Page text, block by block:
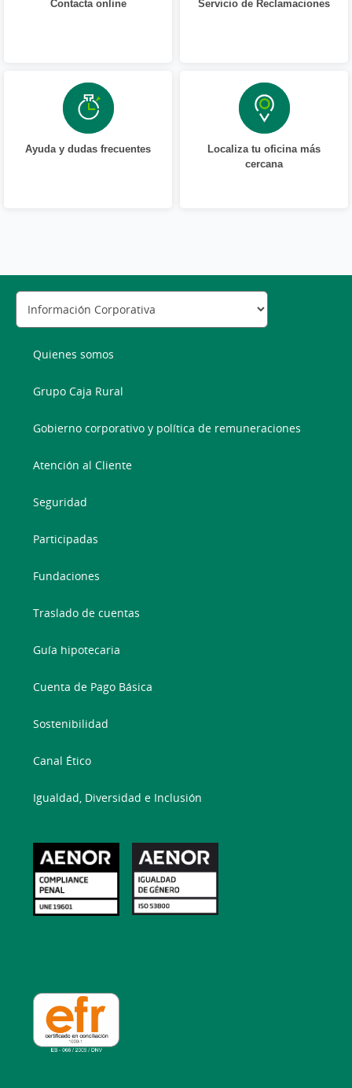
Contacta online Servicio de Reclamaciones
Ayuda y dudas frecuentes
Localiza tu oficina más
cercana
Quienes somos
Grupo Caja Rural
Gobierno corporativo y política de remuneraciones
Atención al Cliente
Seguridad
Participadas
Fundaciones
Traslado de cuentas
Guía hipotecaria
Cuenta de Pago Básica
Sostenibilidad
Canal Ético
Igualdad, Diversidad e Inclusión